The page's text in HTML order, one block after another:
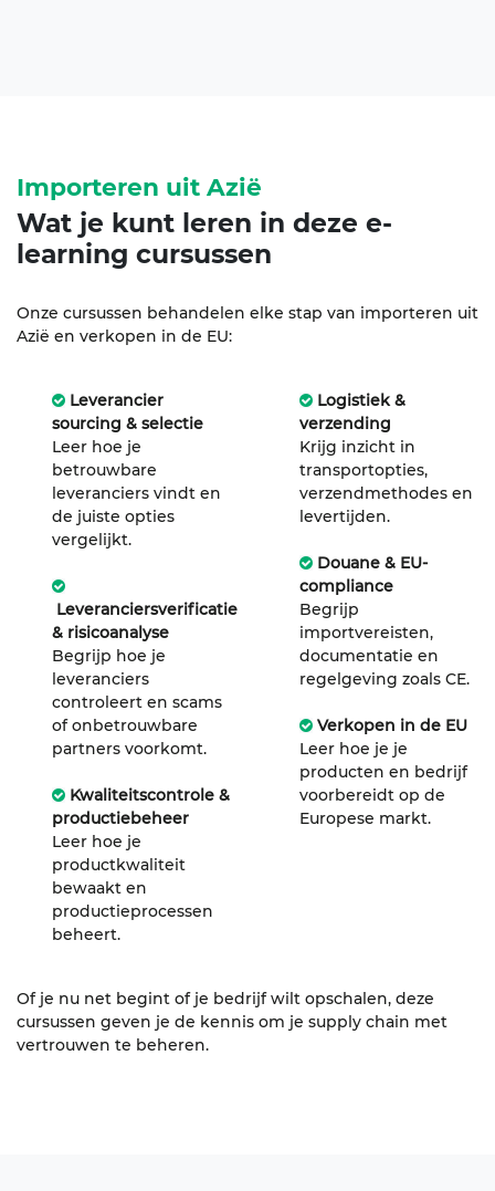
Importeren uit Azië
Wat je kunt leren in deze e-
learning cursussen
Onze cursussen behandelen elke stap van importeren uit
Azië en verkopen in de EU:
Leverancier
sourcing & selectie
Leer hoe je
betrouwbare
leveranciers vindt en
de juiste opties
vergelijkt.
Leveranciersverificatie
& risicoanalyse
Begrijp hoe je
leveranciers
controleert en scams
of onbetrouwbare
partners voorkomt.
Kwaliteitscontrole &
productiebeheer
Leer hoe je
productkwaliteit
bewaakt en
productieprocessen
beheert.
Logistiek &
verzending
Krijg inzicht in
transportopties,
verzendmethodes en
levertijden.
Douane & EU-
compliance
Begrijp
importvereisten,
documentatie en
regelgeving zoals CE.
Verkopen in de EU
Leer hoe je je
producten en bedrijf
voorbereidt op de
Europese markt.
Of je nu net begint of je bedrijf wilt opschalen, deze
cursussen geven je de kennis om je supply chain met
vertrouwen te beheren.